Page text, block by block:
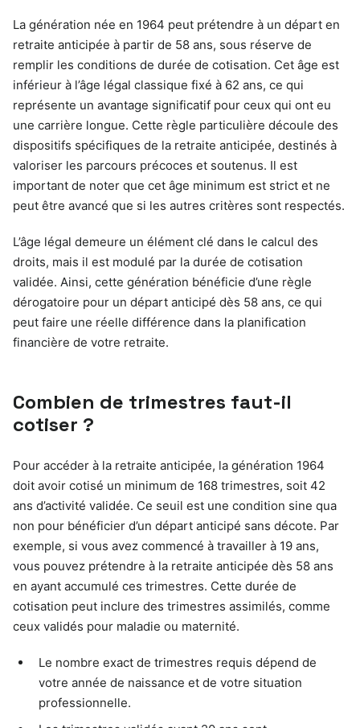
La génération née en 1964 peut prétendre à un départ en
retraite anticipée à partir de 58 ans, sous réserve de
remplir les conditions de durée de cotisation. Cet âge est
inférieur à l’âge légal classique fixé à 62 ans, ce qui
représente un avantage significatif pour ceux qui ont eu
une carrière longue. Cette règle particulière découle des
dispositifs spécifiques de la retraite anticipée, destinés à
valoriser les parcours précoces et soutenus. Il est
important de noter que cet âge minimum est strict et ne
peut être avancé que si les autres critères sont respectés.
L’âge légal demeure un élément clé dans le calcul des
droits, mais il est modulé par la durée de cotisation
validée. Ainsi, cette génération bénéficie d’une règle
dérogatoire pour un départ anticipé dès 58 ans, ce qui
peut faire une réelle différence dans la planification
financière de votre retraite.
Combien de trimestres faut-il
cotiser ?
Pour accéder à la retraite anticipée, la génération 1964
doit avoir cotisé un minimum de 168 trimestres, soit 42
ans d’activité validée. Ce seuil est une condition sine qua
non pour bénéficier d’un départ anticipé sans décote. Par
exemple, si vous avez commencé à travailler à 19 ans,
vous pouvez prétendre à la retraite anticipée dès 58 ans
en ayant accumulé ces trimestres. Cette durée de
cotisation peut inclure des trimestres assimilés, comme
ceux validés pour maladie ou maternité.
Le nombre exact de trimestres requis dépend de
votre année de naissance et de votre situation
professionnelle.